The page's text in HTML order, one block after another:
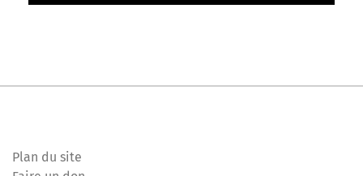
Plan du site